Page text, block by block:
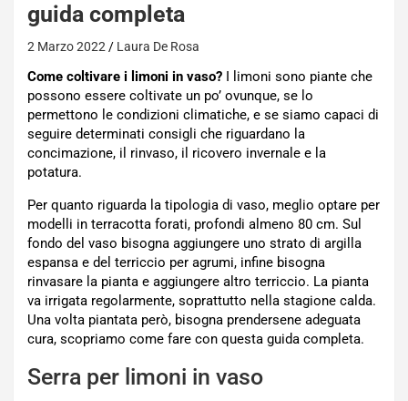
guida completa
2 Marzo 2022 Laura De Rosa
Come coltivare i limoni in vaso? I limoni sono piante che
possono essere coltivate un po’ ovunque, se lo
permettono le condizioni climatiche, e se siamo capaci di
seguire determinati consigli che riguardano la
concimazione, il rinvaso, il ricovero invernale e la
potatura.
Per quanto riguarda la tipologia di vaso, meglio optare per
modelli in terracotta forati, profondi almeno 80 cm. Sul
fondo del vaso bisogna aggiungere uno strato di argilla
espansa e del terriccio per agrumi, infine bisogna
rinvasare la pianta e aggiungere altro terriccio. La pianta
va irrigata regolarmente, soprattutto nella stagione calda.
Una volta piantata però, bisogna prendersene adeguata
cura, scopriamo come fare con questa guida completa.
Serra per limoni in vaso